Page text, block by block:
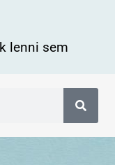
lenni sem